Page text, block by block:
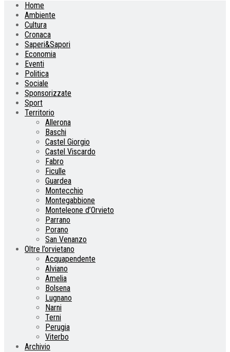
Home
Ambiente
Cultura
Cronaca
Saperi&Sapori
Economia
Eventi
Politica
Sociale
Sponsorizzate
Sport
Territorio
Allerona
Baschi
Castel Giorgio
Castel Viscardo
Fabro
Ficulle
Guardea
Montecchio
Montegabbione
Monteleone d’Orvieto
Parrano
Porano
San Venanzo
Oltre l’orvietano
Acquapendente
Alviano
Amelia
Bolsena
Lugnano
Narni
Terni
Perugia
Viterbo
Archivio